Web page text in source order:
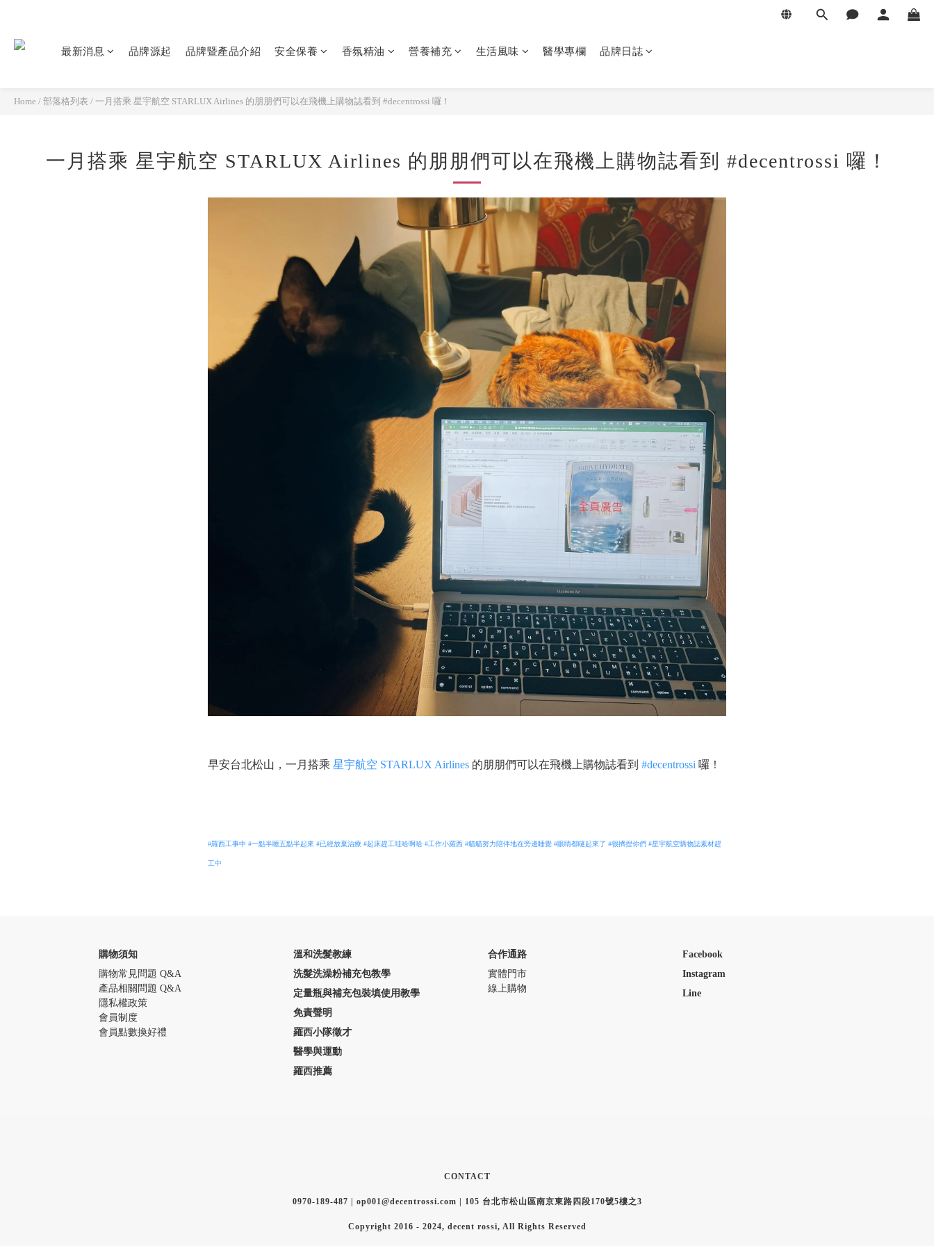
最新消息 品牌源起 品牌暨產品介紹 安全保養 香氛精油 營養補充 生活風味 醫學專欄 品牌日誌
Home / 部落格列表 / 一月搭乘 星宇航空 STARLUX Airlines 的朋朋們可以在飛機上購物誌看到 #decentrossi 囉！
一月搭乘 星宇航空 STARLUX Airlines 的朋朋們可以在飛機上購物誌看到 #decentrossi 囉！
早安台北松山，一月搭乘 星宇航空 STARLUX Airlines的朋朋們可以在飛機上購物誌看到 #decentrossi 囉！
#羅西工事中 #一點半睡五點半起來 #已經放棄治療 #起床趕工哇哈啊哈 #工作小羅西 #貓貓努力陪伴地在旁邊睡覺 #眼睛都瞇起來了 #很擠捏你們 #星宇航空購物誌素材趕
工中
購物須知
購物常見問題 Q&A
產品相關問題 Q&A
隱私權政策
會員制度
會員點數換好禮
溫和洗髮教練
洗髮洗澡粉補充包教學
定量瓶與補充包裝填使用教學
免責聲明
羅西小隊徵才
醫學與運動
羅西推薦
合作通路
實體門市
線上購物
Facebook
Instagram
Line
CONTACT
0970-189-487 | op001@decentrossi.com | 105 台北市松山區南京東路四段170號5樓之3
Copyright 2016 - 2024, decent rossi, All Rights Reserved